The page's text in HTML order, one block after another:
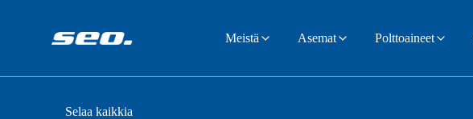
Meistä Asemat Polttoaineet
Selaa kaikkia